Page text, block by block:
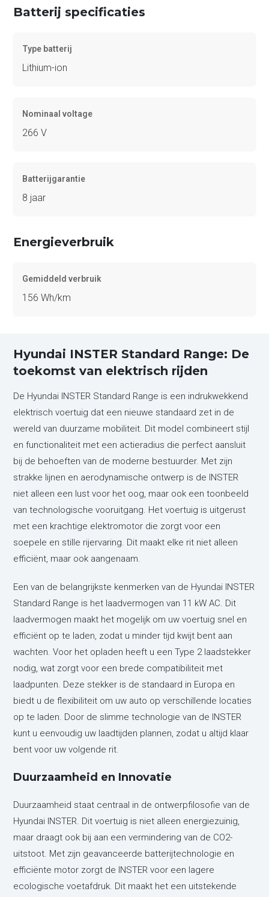
Batterij specificaties
Type batterij
Lithium-ion
Nominaal voltage
266 V
Batterijgarantie
8 jaar
Energieverbruik
Gemiddeld verbruik
156 Wh/km
Hyundai INSTER Standard Range: De
toekomst van elektrisch rijden
De Hyundai INSTER Standard Range is een indrukwekkend
elektrisch voertuig dat een nieuwe standaard zet in de
wereld van duurzame mobiliteit. Dit model combineert stijl
en functionaliteit met een actieradius die perfect aansluit
bij de behoeften van de moderne bestuurder. Met zijn
strakke lijnen en aerodynamische ontwerp is de INSTER
niet alleen een lust voor het oog, maar ook een toonbeeld
van technologische vooruitgang. Het voertuig is uitgerust
met een krachtige elektromotor die zorgt voor een
soepele en stille rijervaring. Dit maakt elke rit niet alleen
efficiënt, maar ook aangenaam.
Een van de belangrijkste kenmerken van de Hyundai INSTER
Standard Range is het laadvermogen van 11 kW AC. Dit
laadvermogen maakt het mogelijk om uw voertuig snel en
efficiënt op te laden, zodat u minder tijd kwijt bent aan
wachten. Voor het opladen heeft u een Type 2 laadstekker
nodig, wat zorgt voor een brede compatibiliteit met
laadpunten. Deze stekker is de standaard in Europa en
biedt u de flexibiliteit om uw auto op verschillende locaties
op te laden. Door de slimme technologie van de INSTER
kunt u eenvoudig uw laadtijden plannen, zodat u altijd klaar
bent voor uw volgende rit.
Duurzaamheid en Innovatie
Duurzaamheid staat centraal in de ontwerpfilosofie van de
Hyundai INSTER. Dit voertuig is niet alleen energiezuinig,
maar draagt ook bij aan een vermindering van de CO2-
uitstoot. Met zijn geavanceerde batterijtechnologie en
efficiënte motor zorgt de INSTER voor een lagere
ecologische voetafdruk. Dit maakt het een uitstekende